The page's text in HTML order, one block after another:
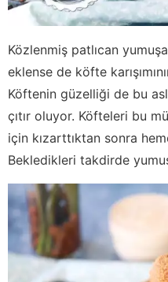
Közlenmiş patlıcan
eklense de köfte
Köftenin güzelliği de bu
çıtır oluyor. Köfteleri bu
için kızarttıktan sonra
Bekledikleri takdirde